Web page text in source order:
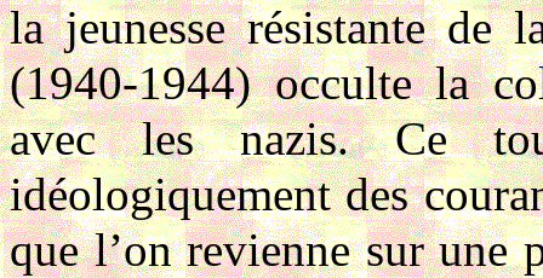
la jeunesse résistante de
(1940-1944) occulte la
avec les nazis. Ce
idéologiquement des
que l’on revienne sur une